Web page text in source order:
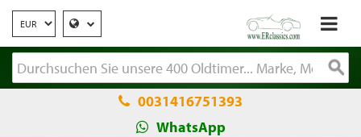
0031416751393
WhatsApp